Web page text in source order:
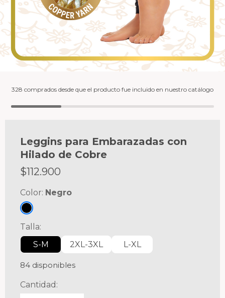
328 comprados desde que el producto fue incluido en nuestro catálogo
Leggins para Embarazadas con
Hilado de Cobre
$112.900
Color: Negro
Talla:
S-M
2XL-3XL L-XL
84 disponibles
Cantidad: